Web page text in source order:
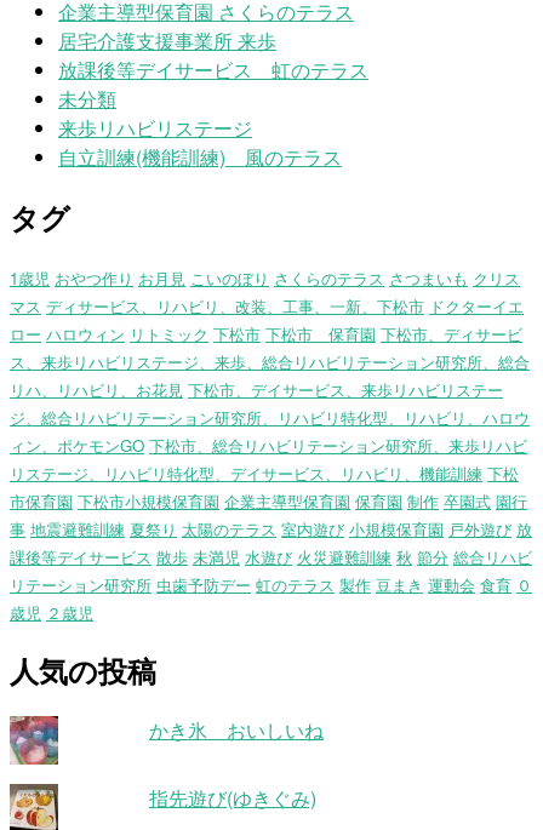
企業主導型保育園 さくらのテラス
居宅介護支援事業所 来歩
放課後等デイサービス 虹のテラス
未分類
来歩リハビリステージ
自立訓練(機能訓練) 風のテラス
タグ
1歳児 おやつ作り お月見 こいのぼり さくらのテラス さつまいも クリス
マス ディサービス、リハビリ、改装、工事、一新、下松市 ドクターイエ
ロー ハロウィン リトミック 下松市 下松市 保育園 下松市、ディサービ
ス、来歩リハビリステージ、来歩、総合リハビリテーション研究所、総合
リハ、リハビリ、お花見 下松市、デイサービス、来歩リハビリステー
ジ、総合リハビリテーション研究所、リハビリ特化型、リハビリ、ハロウ
ィン、ポケモンGO 下松市、総合リハビリテーション研究所、来歩リハビ
リステージ、リハビリ特化型、デイサービス、リハビリ、機能訓練 下松
市保育園 下松市小規模保育園 企業主導型保育園 保育園 制作 卒園式 園行
事 地震避難訓練 夏祭り 太陽のテラス 室内遊び 小規模保育園 戸外遊び 放
課後等デイサービス 散歩 未満児 水遊び 火災避難訓練 秋 節分 総合リハビ
リテーション研究所 虫歯予防デー 虹のテラス 製作 豆まき 運動会 食育 ０
歳児 ２歳児
人気の投稿
かき氷 おいしいね
指先遊び(ゆきぐみ)